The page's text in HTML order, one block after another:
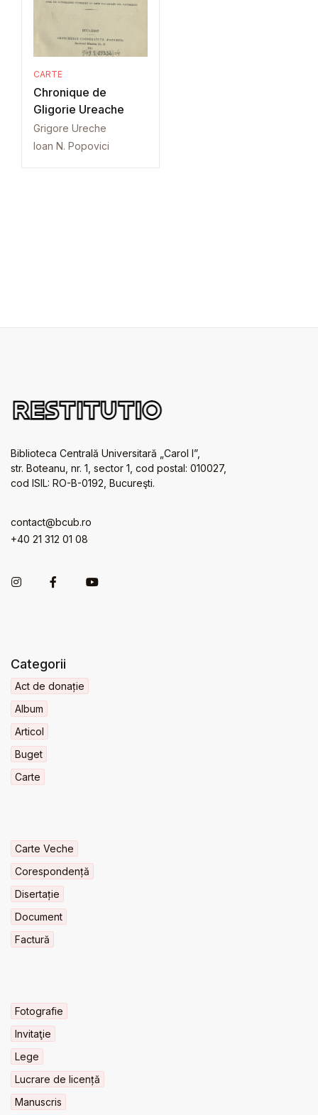
CARTE
Chronique de
Gligorie Ureache
Grigore Ureche
Ioan N. Popovici
Biblioteca Centrală Universitară „Carol I”,
str. Boteanu, nr. 1, sector 1, cod postal: 010027,
cod ISIL: RO-B-0192, Bucureşti.
contact@bcub.ro
+40 21 312 01 08
Categorii
Act de donație
Album
Articol
Buget
Carte
Carte Veche
Corespondență
Disertație
Document
Factură
Fotografie
Invitaţie
Lege
Lucrare de licență
Manuscris